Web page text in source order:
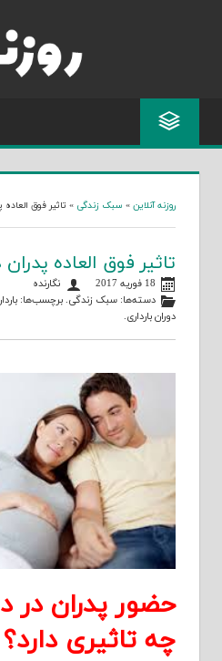
روزنه آنلاین » سبک زندگی » تاثیر فوق العاده
تاثیر فوق العاده پدران
18 فوریه 2017
نگارنده
دسته‌ها:سبک زندگی. برچسب‌ها:
دوران بارداری.
حضور پدران در
چه تاثیری دارد؟